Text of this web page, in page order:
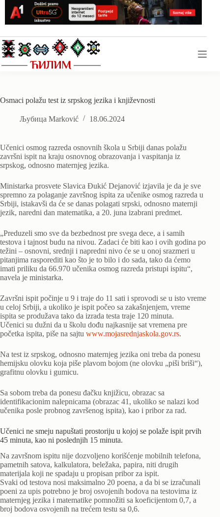
content
Osmaci polažu test iz srpskog jezika i književnosti
Љубица Marković 18.06.2024
Učenici osmog razreda osnovnih škola u Srbiji danas polažu
završni ispit na kraju osnovnog obrazovanja i vaspitanja iz
srpskog, odnosno maternjeg jezika.
Ministarka prosvete Slavica Đukić Dejanović izjavila je da je sve
spremno za polaganje završnog ispita za učenike osmog razreda u
Srbiji, istakavši da će se danas polagati srpski, odnosno maternji
jezik, naredni dan matematika, a 20. juna izabrani predmet.
„Preduzeli smo sve da bezbednost pre svega dece, a i samih
testova i tajnost budu na nivou. Zadaci će biti kao i ovih godina po
težini – osnovni, srednji i napredni nivo će se u onoj srazmeri u
pitanjima rasporediti kao što je to bilo i do sada, tako da ćemo
imati priliku da 66.970 učenika osmog razreda pristupi ispitu“,
navela je ministarka.
Završni ispit počinje u 9 i traje do 11 sati i sprovodi se u isto vreme
u celoj Srbiji, a ukoliko je ispit počeo sa zakašnjenjem, vreme
ispita se produžava tako da izrada testa traje 120 minuta.
Učenici su dužni da u školu dođu najkasnije sat vremena pre
početka ispita, piše na sajtu www.mojasrednjaskola.gov.rs.
Na test iz srpskog, odnosno maternjeg jezika oni treba da ponesu
hemijsku olovku koja piše plavom bojom (ne olovku „piši briši“),
grafitnu olovku i gumicu.
Sa sobom treba da ponesu đačku knjižicu, obrazac sa
identifikacionim nalepnicama (obrazac 41, ukoliko se nalazi kod
učenika posle probnog završenog ispita), kao i pribor za rad.
Učenici ne smeju napuštati prostoriju u kojoj se polaže ispit prvih
45 minuta, kao ni poslednjih 15 minuta.
Na završnom ispitu nije dozvoljeno korišćenje mobilnih telefona,
pametnih satova, kalkulatora, beležaka, papira, niti drugih
materijala koji ne spadaju u propisan pribor za ispit.
Svaki od testova nosi maksimalno 20 poena, a da bi se izračunali
poeni za upis potrebno je broj osvojenih bodova na testovima iz
maternjeg jezika i matematike pomnožiti sa koeficijentom 0,7, a
broj bodova osvojenih na trećem testu sa 0,6.